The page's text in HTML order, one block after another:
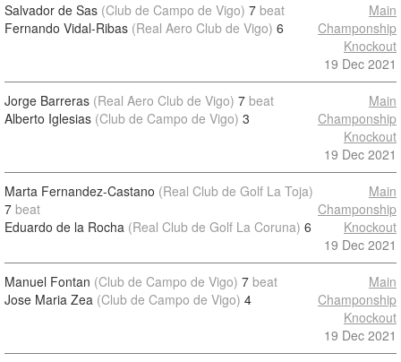
Salvador de Sas (Club de Campo de Vigo) 7 beat
Fernando Vidal-Ribas (Real Aero Club de Vigo) 6
Main
Champonship
Knockout
19 Dec 2021
Jorge Barreras (Real Aero Club de Vigo) 7 beat
Alberto Iglesias (Club de Campo de Vigo) 3
Main
Champonship
Knockout
19 Dec 2021
Marta Fernandez-Castano (Real Club de Golf La Toja)
7 beat
Eduardo de la Rocha (Real Club de Golf La Coruna) 6
Main
Champonship
Knockout
19 Dec 2021
Manuel Fontan (Club de Campo de Vigo) 7 beat
Jose Maria Zea (Club de Campo de Vigo) 4
Main
Champonship
Knockout
19 Dec 2021